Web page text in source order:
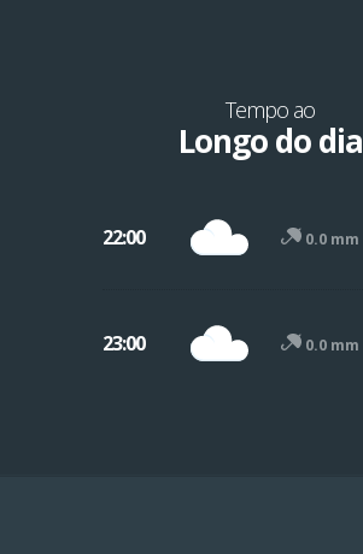
Tempo ao
Longo do dia
22:00 0.0 mm
23:00 0.0 mm